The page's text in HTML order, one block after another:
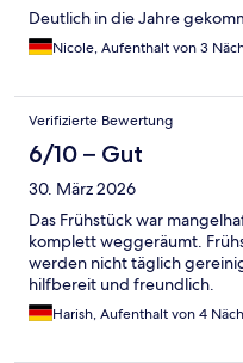
Deutlich in die Jahre
Nicole, Aufenthalt von 3
Verifizierte Bewertung
6/10 – Gut
30. März 2026
Das Frühstück war
komplett weggeräumt.
werden nicht täglich
hilfbereit und freundlich.
Harish, Aufenthalt von 4